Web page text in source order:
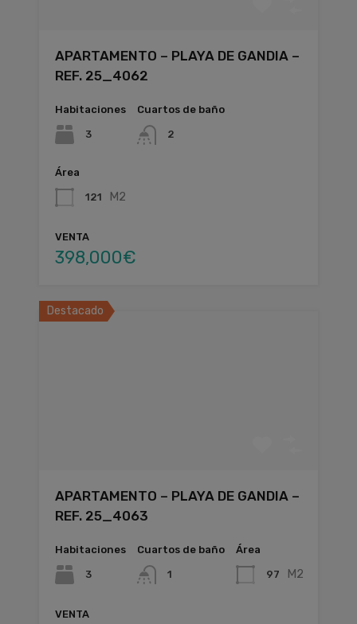
APARTAMENTO – PLAYA DE GANDIA –
REF. 25_4062
Habitaciones
3
Cuartos de baño
2
Área
121 M2
VENTA
398,000€
Destacado
APARTAMENTO – PLAYA DE GANDIA –
REF. 25_4063
Habitaciones
3
Cuartos de baño
1
Área
97 M2
VENTA